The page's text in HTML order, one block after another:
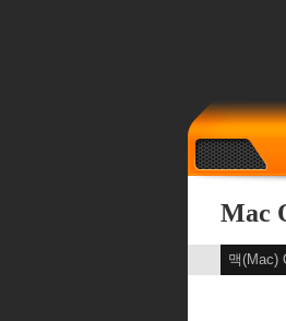
Mac
맥(Mac)